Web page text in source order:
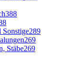
388
289
269
Stäbe269